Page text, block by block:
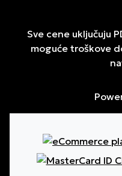
Sve cene uključuju
moguće troškove